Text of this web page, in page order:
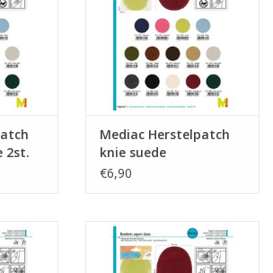
2st.
Mediac Herstelpatch
knie suede
donkerbruin 2st.
€6,90